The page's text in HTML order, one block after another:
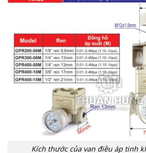
Kích thước của van điều áp tinh